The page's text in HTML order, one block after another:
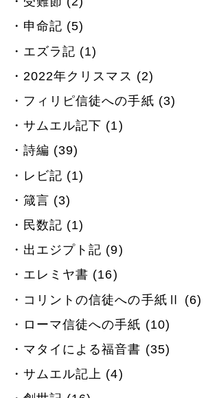
申命記 (5)
エズラ記 (1)
2022年クリスマス (2)
フィリピ信徒への手紙 (3)
サムエル記下 (1)
詩編 (39)
レビ記 (1)
箴言 (3)
民数記 (1)
出エジプト記 (9)
エレミヤ書 (16)
コリントの信徒への手紙Ⅱ (6)
ローマ信徒への手紙 (10)
マタイによる福音書 (35)
サムエル記上 (4)